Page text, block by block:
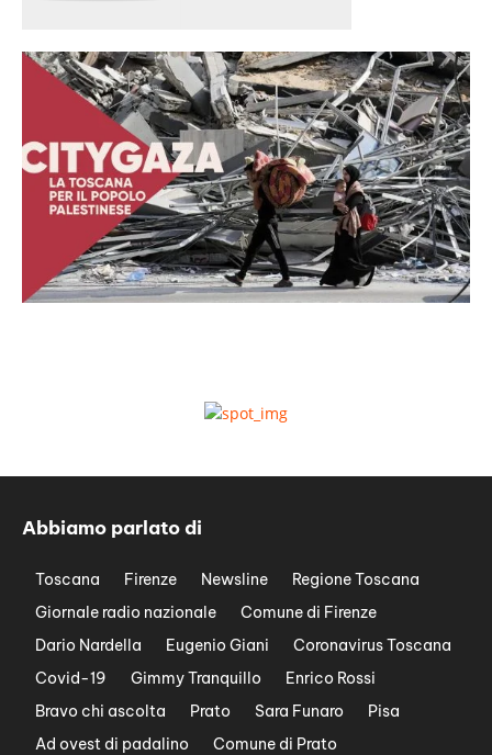
Abbiamo parlato di
Toscana Firenze Newsline
Regione Toscana
Giornale radio nazionale
Comune di Firenze
Dario Nardella
Eugenio Giani
Coronavirus Toscana
Covid-19
Gimmy Tranquillo
Enrico Rossi
Bravo chi ascolta
Prato Sara Funaro
Pisa
Ad ovest di padalino
Comune di Prato